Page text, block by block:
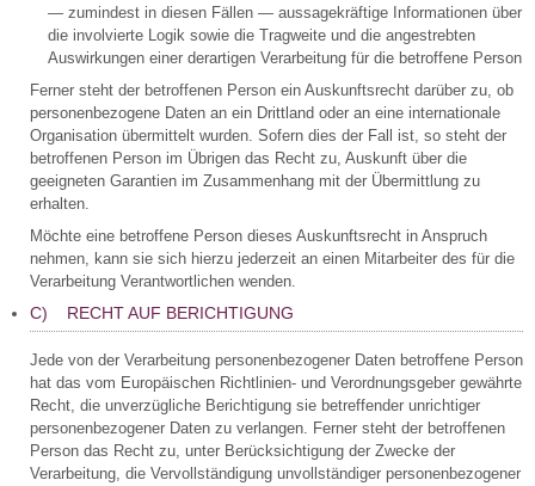
— zumindest in diesen Fällen — aussagekräftige Informationen über
die involvierte Logik sowie die Tragweite und die angestrebten
Auswirkungen einer derartigen Verarbeitung für die betroffene Person
Ferner steht der betroffenen Person ein Auskunftsrecht darüber zu, ob
personenbezogene Daten an ein Drittland oder an eine internationale
Organisation übermittelt wurden. Sofern dies der Fall ist, so steht der
betroffenen Person im Übrigen das Recht zu, Auskunft über die
geeigneten Garantien im Zusammenhang mit der Übermittlung zu
erhalten.
Möchte eine betroffene Person dieses Auskunftsrecht in Anspruch
nehmen, kann sie sich hierzu jederzeit an einen Mitarbeiter des für die
Verarbeitung Verantwortlichen wenden.
C) RECHT AUF BERICHTIGUNG
Jede von der Verarbeitung personenbezogener Daten betroffene Person
hat das vom Europäischen Richtlinien- und Verordnungsgeber gewährte
Recht, die unverzügliche Berichtigung sie betreffender unrichtiger
personenbezogener Daten zu verlangen. Ferner steht der betroffenen
Person das Recht zu, unter Berücksichtigung der Zwecke der
Verarbeitung, die Vervollständigung unvollständiger personenbezogener